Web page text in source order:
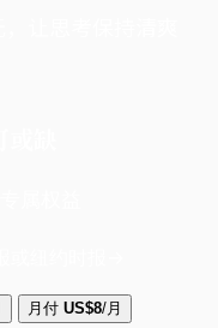
月付 US$8/月